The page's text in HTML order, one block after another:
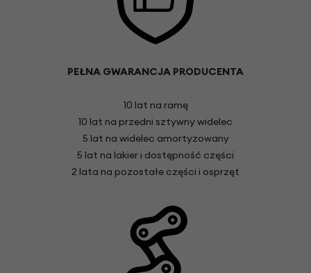
PEŁNA GWARANCJA PRODUCENTA
10 lat na ramę
10 lat na przedni sztywny widelec
5 lat na widelec amortyzowany
5 lat na lakier i dostępność części
2 lata na pozostałe części i osprzęt